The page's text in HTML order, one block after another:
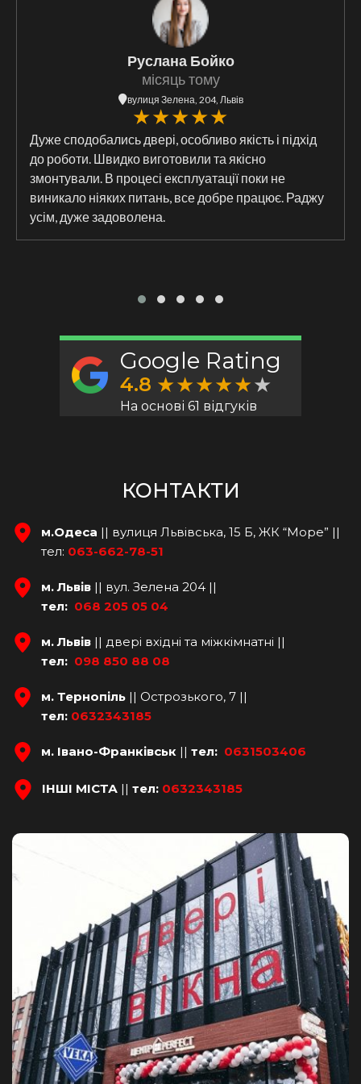
Руслана Бойко
місяць тому
вулиця Зелена, 204, Львів
Дуже сподобались двері, особливо якість і підхід
до роботи. Швидко виготовили та якісно
змонтували. В процесі експлуатації поки не
виникало ніяких питань, все добре працює. Раджу
усім, дуже задоволена.
Google Rating
4.8
На основі 61 відгуків
КОНТАКТИ
м.Одеса || вулиця Львівська, 15 Б, ЖК “Море” ||
тел: 063-662-78-51
м. Львів || вул. Зелена 204 ||
тел: 068 205 05 04
м. Львів || двері вхідні та міжкімнатні ||
тел: 098 850 88 08
м. Тернопіль || Острозького, 7 ||
тел: 0632343185
м. Івано-Франківськ || тел: 0631503406
ІНШІ МІСТА || тел: 0632343185